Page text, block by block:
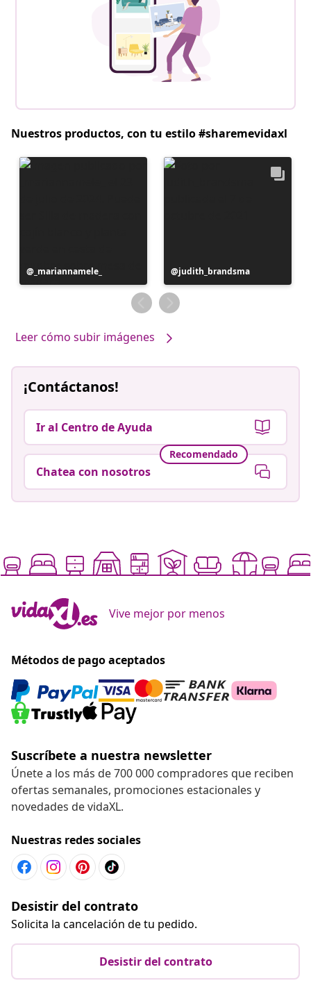
Nuestros productos, con tu estilo #sharemevidaxl
Publicación
realizada
_mariannamele_
Publicación
realizada
por
judith_brandsma
Leer cómo subir imágenes
¡Contáctanos!
Ir al Centro de Ayuda
Recomendado
Chatea con nosotros
Vive mejor por menos
Métodos de pago aceptados
Suscríbete a nuestra newsletter
Únete a los más de 700 000 compradores que reciben
ofertas semanales, promociones estacionales y
novedades de vidaXL.
Nuestras redes sociales
Desistir del contrato
Solicita la cancelación de tu pedido.
Desistir del contrato